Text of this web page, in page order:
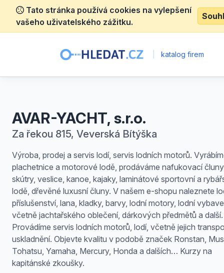
Tato stránka používá cookies na vylepšení
vašeho uživatelského zážitku.
katalog firem
AVAR-YACHT, s.r.o.
Za řekou 815, Veverská Bítýška
Výroba, prodej a servis lodí, servis lodních motorů.
plachetnice a motorové lodě, prodáváme nafukovací
skútry, veslice, kanoe, kajaky, laminátové sportovní a
lodě, dřevěné luxusní čluny. V našem e-shopu naleznete
příslušenství, lana, kladky, barvy, lodní motory, lodní
včetně jachtařského oblečení, dárkových předmětů a další.
Provádíme servis lodních motorů, lodí, včetně jejich
uskladnění. Objevte kvalitu v podobě značek Ronstan,
Tohatsu, Yamaha, Mercury, Honda a dalších… Kurzy na
kapitánské zkoušky.